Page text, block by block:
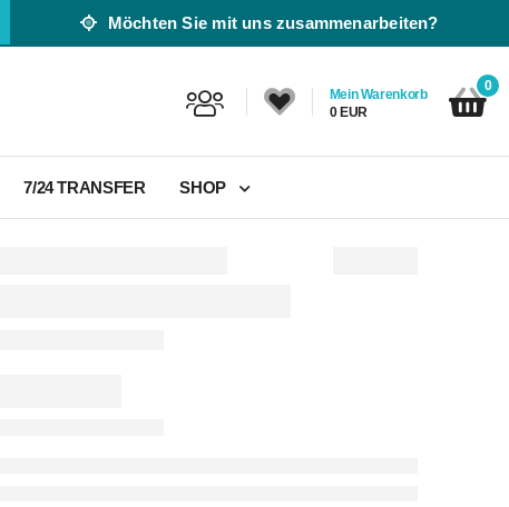
Möchten Sie mit uns zusammenarbeiten?
Mein Warenkorb
0 EUR
0
7/24 TRANSFER SHOP